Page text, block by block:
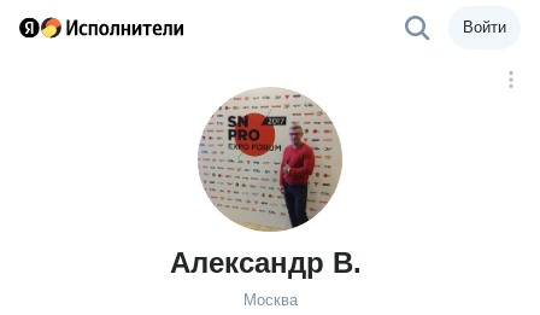
Войти
Александр В.
Москва